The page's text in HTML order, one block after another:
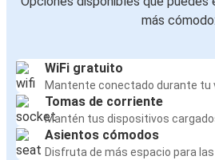
más cómodo:
WiFi gratuito
Mantente conectado durante tu
Tomas de corriente
Mantén tus dispositivos
Asientos cómodos
Disfruta de más espacio para